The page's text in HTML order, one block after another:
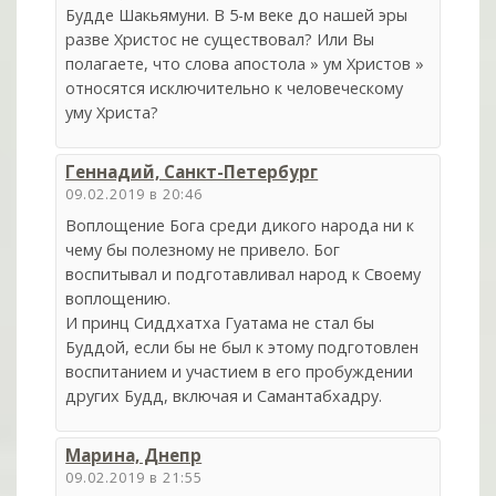
Будде Шакьямуни. В 5-м веке до нашей эры
разве Христос не существовал? Или Вы
полагаете, что слова апостола » ум Христов »
относятся исключительно к человеческому
уму Христа?
Геннадий, Санкт-Петербург
09.02.2019 в 20:46
Воплощение Бога среди дикого народа ни к
чему бы полезному не привело. Бог
воспитывал и подготавливал народ к Своему
воплощению.
И принц Сиддхатха Гуатама не стал бы
Буддой, если бы не был к этому подготовлен
воспитанием и участием в его пробуждении
других Будд, включая и Самантабхадру.
Марина, Днепр
09.02.2019 в 21:55